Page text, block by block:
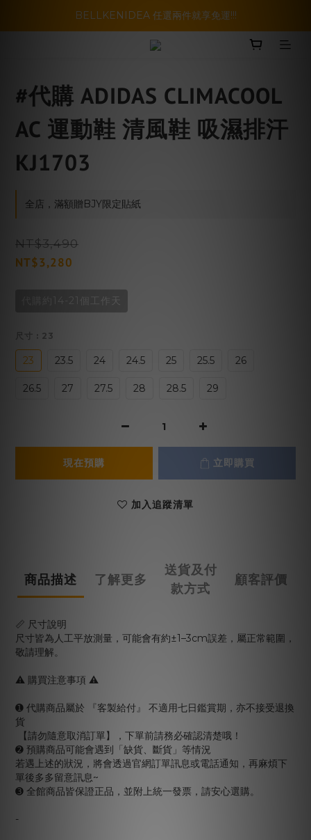
暑假活動登場!! SBG套裝超級優惠價，兩套以上再享免運哦!!
BELLKENIDEA 任選兩件就享免運!!!
暑假活動登場!! SBG套裝超級優惠價，兩套以上再享免運哦!!
#代購 ADIDAS CLIMACOOL
AC 運動鞋 清風鞋 吸濕排汗
KJ1703
全店，滿額贈BJY限定貼紙
NT$3,490
NT$3,280
代購約14-21個工作天
: 23
23 23.5 24 24.5 25 25.5 26
26.5 27 27.5 28 28.5 29
現在預購 立即購買
加入追蹤清單
商品描述 了解更多
送貨及付
款方式
顧客評價
📏 尺寸說明
尺寸皆為人工平放測量，可能會有約±1–3cm誤差，屬正常範圍，
敬請理解。
⚠️ 購買注意事項 ⚠️
➊ 代購商品屬於 『客製給付』 不適用七日鑑賞期，亦不接受退換
貨
【請勿隨意取消訂單】，下單前請務必確認清楚哦！
➋ 預購商品可能會遇到「缺貨、斷貨」等情況
若遇上述的狀況，將會透過官網訂單訊息或電話通知，再麻煩下
單後多多留意訊息~
➌ 全館商品皆保證正品，並附上統一發票，請安心選購。
-